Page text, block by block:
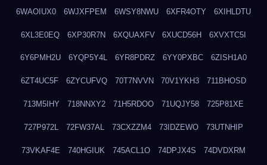
6WAOIUX0 6WJXFPEM 6WSY8NWU 6XFR4OTY 6XIHLDTU
6XL3E0EQ 6XP30R7N 6XQUAXFV 6XUCD56H 6XVXTC5I
6Y6PMH2U 6YQP5Y4L 6YR8PDRZ 6YY0PXBC 6ZISH1A0
6ZT4UC5F 6ZYCUFVQ 70T7NVVN 70V1YKH3 711BHOSD
713M5IHY 718NNXY2 71H5RDOO 71UQJY58 725P81XE
727P972L 72FW37AL 73CXZZM4 73IDZEWO 73UTNHIP
73VKAF4E 740HGIUK 745ACL1O 74DPJX4S 74DVDXRM